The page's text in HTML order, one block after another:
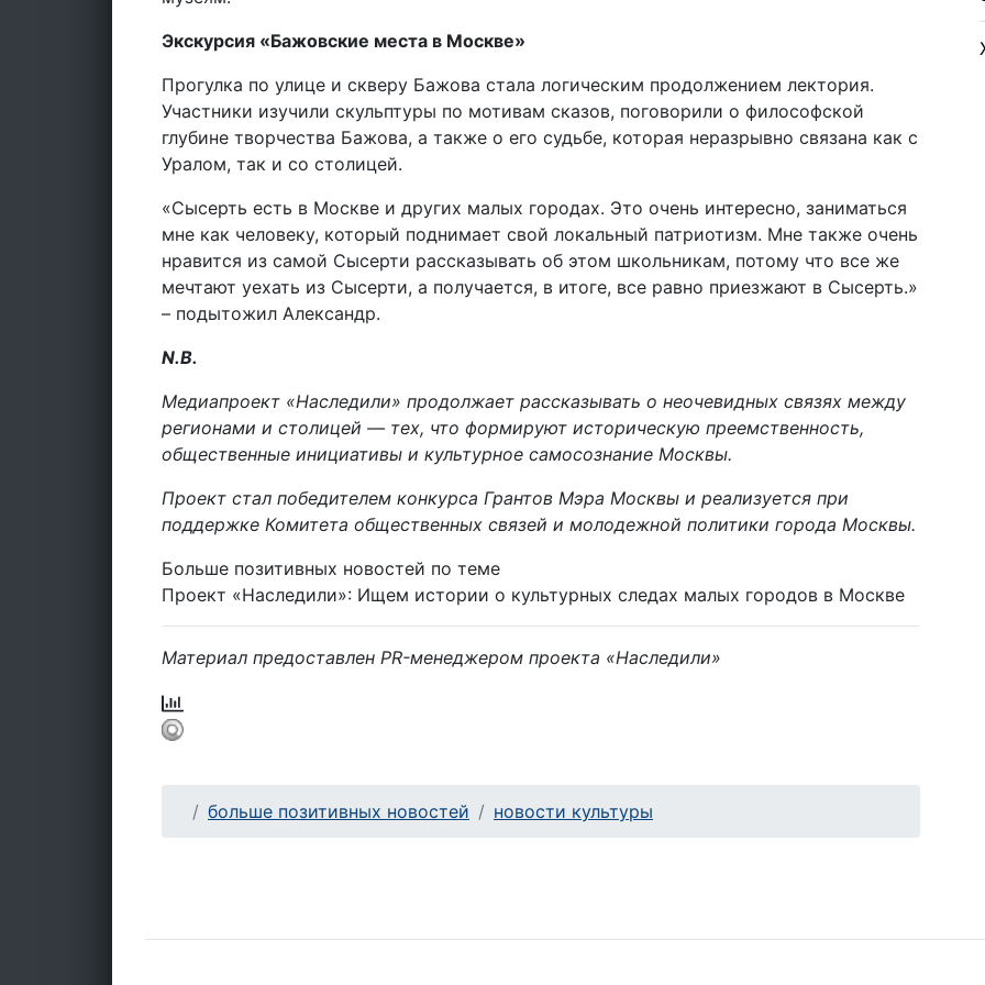
Экскурсия «Бажовские места в Москве»
Прогулка по улице и скверу Бажова стала логическим продолжением лектория.
Участники изучили скульптуры по мотивам сказов, поговорили о философской
глубине творчества Бажова, а также о его судьбе, которая неразрывно связана как с
Уралом, так и со столицей.
«Сысерть есть в Москве и других малых городах. Это очень интересно, заниматься
мне как человеку, который поднимает свой локальный патриотизм. Мне также очень
нравится из самой Сысерти рассказывать об этом школьникам, потому что все же
мечтают уехать из Сысерти, а получается, в итоге, все равно приезжают в Сысерть.»
– подытожил Александр.
N.B.
Медиапроект «Наследили» продолжает рассказывать о неочевидных связях между
регионами и столицей — тех, что формируют историческую преемственность,
общественные инициативы и культурное самосознание Москвы.
Проект стал победителем конкурса Грантов Мэра Москвы и реализуется при
поддержке Комитета общественных связей и молодежной политики города Москвы.
Больше позитивных новостей по теме
Проект «Наследили»: Ищем истории о культурных следах малых городов в Москве
Материал предоставлен PR-менеджером проекта «Наследили»
больше позитивных новостей новости культуры